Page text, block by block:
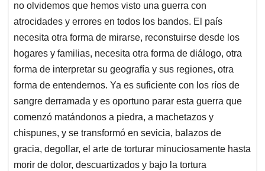
no olvidemos que hemos visto una guerra con
atrocidades y errores en todos los bandos. El país
necesita otra forma de mirarse, reconstuirse desde los
hogares y familias, necesita otra forma de diálogo, otra
forma de interpretar su geografía y sus regiones, otra
forma de entendernos. Ya es suficiente con los ríos de
sangre derramada y es oportuno parar esta guerra que
comenzó matándonos a piedra, a machetazos y
chispunes, y se transformó en sevicia, balazos de
gracia, degollar, el arte de torturar minuciosamente hasta
morir de dolor, descuartizados y bajo la tortura